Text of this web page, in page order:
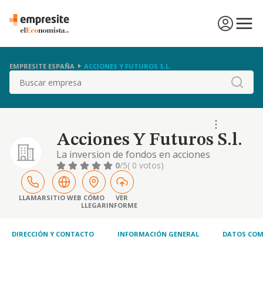
EMPRESITE ESPAÑA ACCIONES Y FUTUROS S.L.
Buscar
Acciones Y Futuros S.l.
La inversion de fondos en acciones
participaciones sociales deuda publica
cedulas hipotecarias y en general en todo
tipo de activos financieros y otros.
0/5( 0 votos)
LLAMARSITIO WEB CÓMO
LLEGAR
VER
INFORME
DIRECCIÓN Y CONTACTO INFORMACIÓN GENERAL DATOS